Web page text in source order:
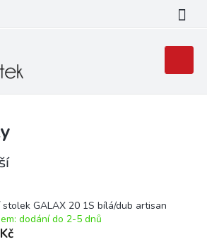
košík
stolek GALAX 20 1S bílá/dub artisan
dodání do 2-5 dnů